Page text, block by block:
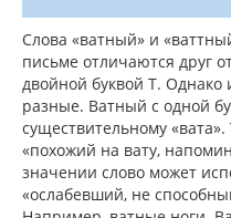
Слова «ватный» и
письме отличаются друг
двойной буквой Т. Однако
разные. Ватный с одной
существительному
«похожий на вату,
значении слово может
«ослабевший, не